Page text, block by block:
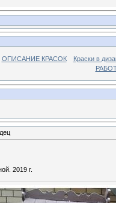
ОПИСАНИЕ КРАСОК
Краски в
2019 г.